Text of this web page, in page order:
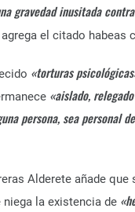
gravedad inusitada
agrega el citado habeas
«torturas
«aislado,
persona, sea personal
Alderete añade que
la existencia de